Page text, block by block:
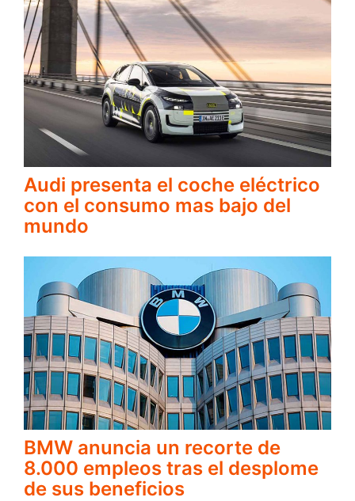
Audi presenta el coche eléctrico
con el consumo mas bajo del
mundo
BMW anuncia un recorte de
8.000 empleos tras el desplome
de sus beneficios